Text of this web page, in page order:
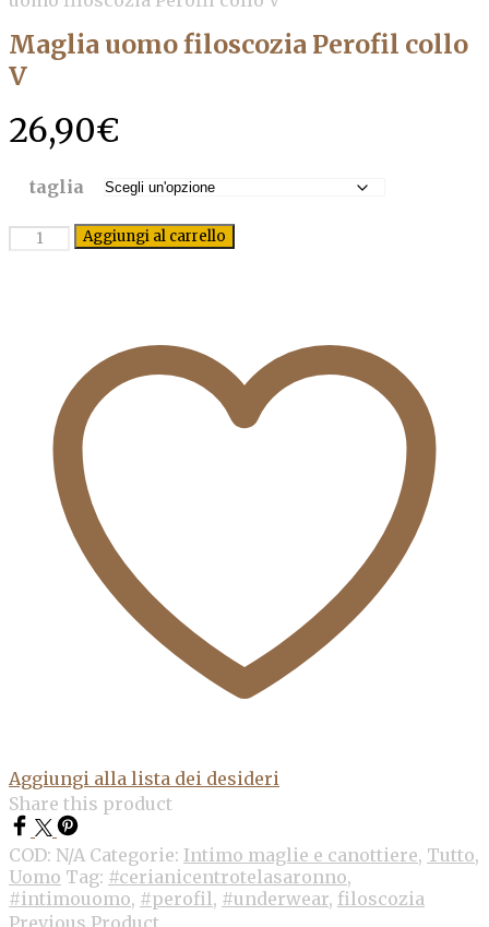
Maglia uomo filoscozia Perofil collo
V
26,90€
taglia
QuantitàAggiungi al carrello
Aggiungi alla lista dei desideri
Share this product
COD: N/A Categorie: Intimo maglie e canottiere, Tutto,
Uomo Tag: #cerianicentrotelasaronno,
#intimouomo, #perofil, #underwear, filoscozia